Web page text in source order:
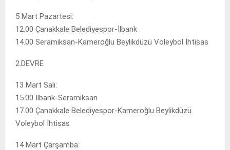
5 Mart Pazartesi:
12.00 Çanakkale Belediyespor-İlbank
14.00 Seramiksan-Kameroğlu Beylikdüzü Voleybol İhtisas
2.DEVRE
13 Mart Salı:
15.00 İlbank-Seramiksan
17.00 Çanakkale Belediyespor-Kameroğlu Beylikdüzü
Voleybol İhtisas
14 Mart Çarşamba: